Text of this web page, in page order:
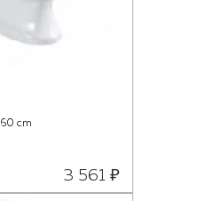
cm
3 561 ₽